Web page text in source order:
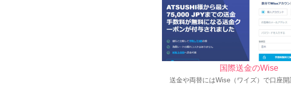
国際送金のWise
送金や両替にはWise（ワイズ）で口座